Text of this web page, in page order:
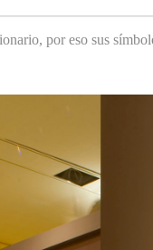
por eso sus